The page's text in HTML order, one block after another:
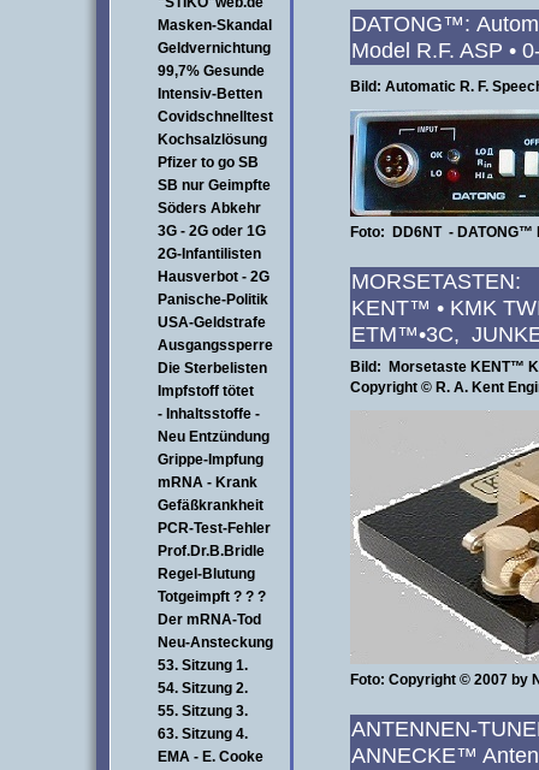
Masken-Skandal
Geldvernichtung
99,7% Gesunde
Intensiv-Betten
Covidschnelltest
Kochsalzlösung
Pfizer to go SB
SB nur Geimpfte
Söders Abkehr
3G - 2G oder 1G
2G-Infantilisten
Hausverbot - 2G
Panische-Politik
USA-Geldstrafe
Ausgangssperre
Die Sterbelisten
Impfstoff tötet
- Inhaltsstoffe -
Neu Entzündung
Grippe-Impfung
mRNA - Krank
Gefäßkrankheit
PCR-Test-Fehler
Prof.Dr.B.Bridle
Regel-Blutung
Totgeimpft ? ? ?
Der mRNA-Tod
Neu-Ansteckung
53. Sitzung 1.
54. Sitzung 2.
55. Sitzung 3.
63. Sitzung 4.
EMA - E. Cooke
DATONG™:
Model R.F. ASP •
Bild: Automatic R. F.
Foto: DD6NT - DATONG™
KENT™ • KMK
ETM™•3C,
Bild: Morsetaste KENT™
Copyright © R. A. Kent
Foto: Copyright © 2007 by
ANTENNEN-
ANNECKE™